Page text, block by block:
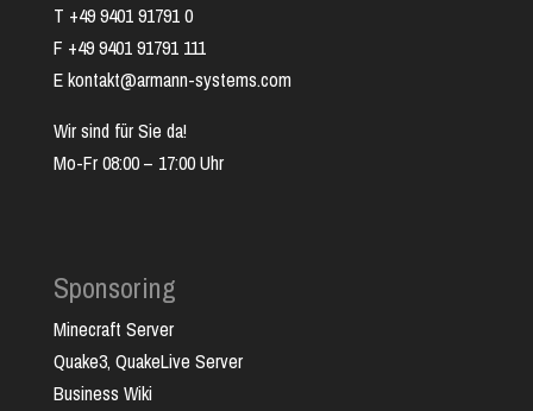
T +49 9401 91791 0
F +49 9401 91791 111
E kontakt@armann-systems.com
Wir sind für Sie da!
Mo-Fr 08:00 – 17:00 Uhr
Sponsoring
Minecraft Server
Quake3, QuakeLive Server
Business Wiki